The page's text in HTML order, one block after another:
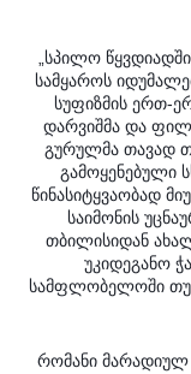
„სპილო
სამყაროს
სუფიზმის ერთ-
დარვიშმა და
გურულმა თავად
გამოყენებული
წინასიტყვაობად
საიმონის
თბილისიდან
უკიდეგანო
სამფლობელოში თუ
რომანი მარადიულ